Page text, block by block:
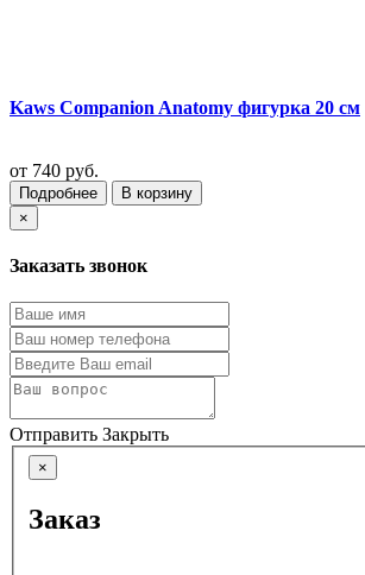
Kaws Companion Anatomy фигурка 20 см
от 740 руб.
Подробнее
В корзину
×
Заказать звонок
Отправить Закрыть
×
Заказ